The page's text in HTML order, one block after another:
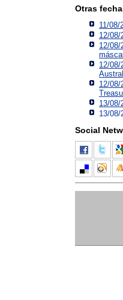
Otras
11/08/
12/08/
12/08/
12/08/
12/08/
13/08/
13/08/
Social